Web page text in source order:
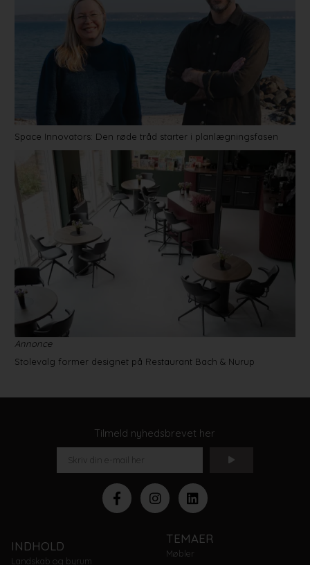
Space Innovators: Den røde tråd starter i planlægningsfasen
Annonce
Stolevalg former designet på Restaurant Bach & Nurup
Tilmeld nyhedsbrevet her
INDHOLD
Landskab og byrum
TEMAER
Møbler